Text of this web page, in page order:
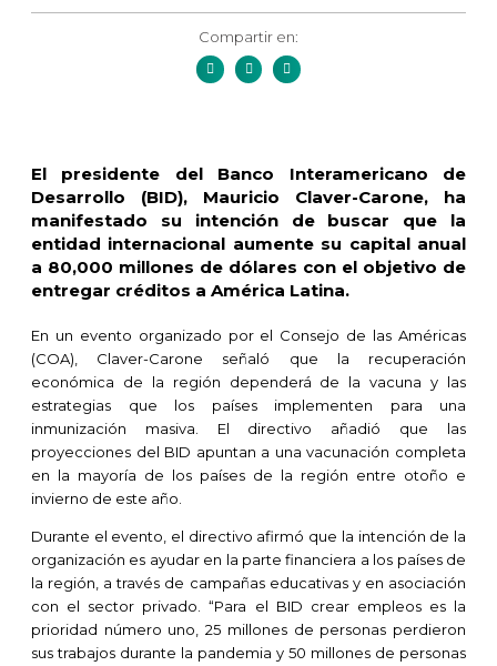
Compartir en:
El presidente del Banco Interamericano de
Desarrollo (BID), Mauricio Claver-Carone, ha
manifestado su intención de buscar que la
entidad internacional aumente su capital anual
a 80,000 millones de dólares con el objetivo de
entregar créditos a América Latina.
En un evento organizado por el Consejo de las Américas
(COA), Claver-Carone señaló que la recuperación
económica de la región dependerá de la vacuna y las
estrategias que los países implementen para una
inmunización masiva. El directivo añadió que las
proyecciones del BID apuntan a una vacunación completa
en la mayoría de los países de la región entre otoño e
invierno de este año.
Durante el evento, el directivo afirmó que la intención de la
organización es ayudar en la parte financiera a los países de
la región, a través de campañas educativas y en asociación
con el sector privado. “Para el BID crear empleos es la
prioridad número uno, 25 millones de personas perdieron
sus trabajos durante la pandemia y 50 millones de personas